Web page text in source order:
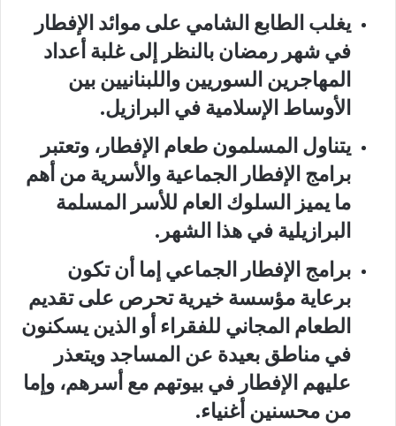
يغلب الطابع الشامي على موائد الإفطار
في شهر رمضان بالنظر إلى غلبة أعداد
المهاجرين السوريين واللبنانيين بين
الأوساط الإسلامية في البرازيل.
يتناول المسلمون طعام الإفطار، وتعتبر
برامج الإفطار الجماعية والأسرية من أهم
ما يميز السلوك العام للأسر المسلمة
البرازيلية في هذا الشهر.
برامج الإفطار الجماعي إما أن تكون
برعاية مؤسسة خيرية تحرص على تقديم
الطعام المجاني للفقراء أو الذين يسكنون
في مناطق بعيدة عن المساجد ويتعذر
عليهم الإفطار في بيوتهم مع أسرهم، وإما
من محسنين أغنياء.